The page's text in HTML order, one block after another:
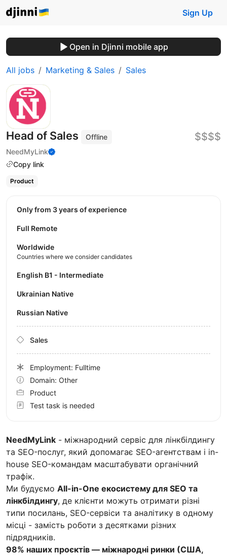
Sign Up
Open in Djinni mobile app
All jobs Marketing & Sales Sales
Head of Sales
Offline
NeedMyLink
Copy link
$$$$
Product
NeedMyLink - міжнародний сервіс для лінкбілдингу
та SEO-послуг, який допомагає SEO-агентствам і in-
house SEO-командам масштабувати органічний
трафік.
Ми будуємо All-in-One екосистему для SEO та
лінкбілдингу, де клієнти можуть отримати різні
типи посилань, SEO-сервіси та аналітику в одному
місці - замість роботи з десятками різних
підрядників.
98% наших проєктів — міжнародні ринки (США,
Only from 3 years of experience
Full Remote
Worldwide
Countries where we consider candidates
English B1 - Intermediate
Ukrainian Native
Russian Native
Sales
Employment: Fulltime
Domain: Other
Product
Test task is needed